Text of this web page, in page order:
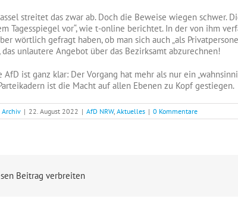
streitet das zwar ab. Doch die Beweise wiegen
Tagesspiegel vor“, wie t-online berichtet. In der von ihm
wörtlich gefragt haben, ob man sich auch „als
das unlautere Angebot über das Bezirksamt abzurechnen!
AfD ist ganz klar: Der Vorgang hat mehr als nur ein
ist die Macht auf allen Ebenen zu Kopf gestiegen.
Archiv | 22. August 2022 | AfD NRW, Aktuelles | 0 Kommentare
Beitrag verbreiten